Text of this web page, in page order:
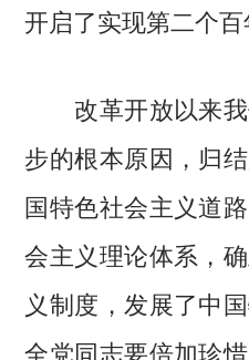
开启了实现第二个百
改革开放以来我
步的根本原因，归
国特色社会主义道
会主义理论体系，
义制度，发展了中
全党同志要倍加珍